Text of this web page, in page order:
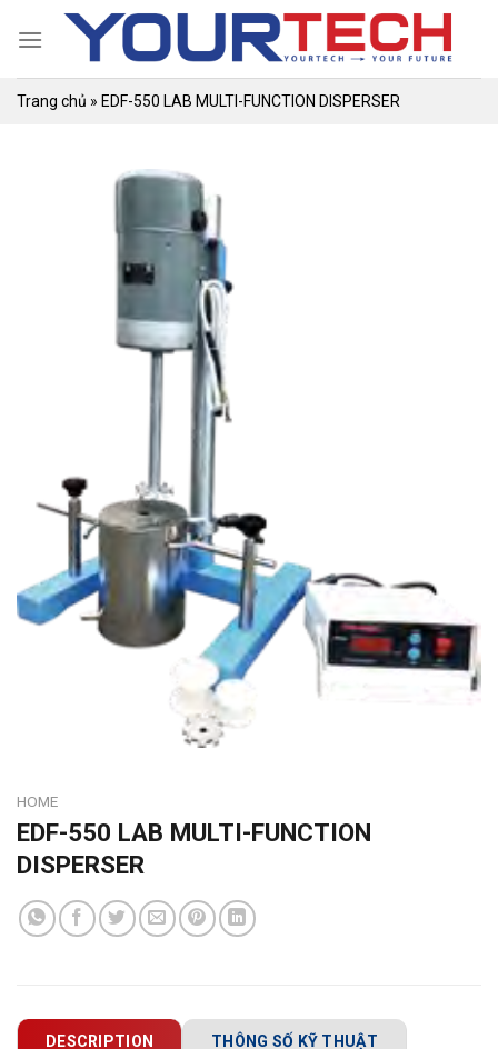
Trang chủ » EDF-550 LAB MULTI-FUNCTION DISPERSER
HOME
EDF-550 LAB MULTI-FUNCTION
DISPERSER
DESCRIPTION THÔNG SỐ KỸ THUẬT